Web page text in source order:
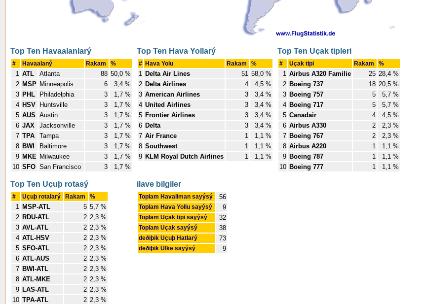
Top Ten Havaalanlarý
# Havaalaný Rakam %
1 ATL Atlanta 88 50,0 %
2 MSP Minneapolis 6
3,4 %
3 PHL Philadelphia 3
1,7 %
4 HSV Huntsville 3
1,7 %
5 AUS Austin 3
1,7 %
6 JAX Jacksonville 3
1,7 %
7 TPA Tampa 3
1,7 %
8 BWI Baltimore 3
1,7 %
9 MKE Milwaukee 3
1,7 %
10 SFO San Francisco 3 1,7 %
Top Ten Hava Yollarý
# Hava Yolu Rakam %
1 Delta Air Lines 51 58,0 %
2 Delta Airlines 4
4,5 %
3 American Airlines 3
3,4 %
4 United Airlines 3
3,4 %
5 Frontier Airlines 3
3,4 %
6 Delta 3
3,4 %
7 Air France 1
1,1 %
8 Southwest 1
1,1 %
9 KLM Royal Dutch Airlines 1 1,1 %
Top Ten Uçak tipleri
# Uçak tipi Rakam %
1 Airbus A320 Familie 25 28,4 %
2 Boeing 737 18 20,5 %
3 Boeing 757 5
5,7 %
4 Boeing 717 5
5,7 %
5 Canadair 4
4,5 %
6 Airbus A330 2
2,3 %
7 Boeing 767 2
2,3 %
8 Airbus A220 1
1,1 %
9 Boeing 787 1
1,1 %
10 Boeing 777 1 1,1 %
Top Ten Uçuþ rotasý
# Uçuþ rotalarý Rakam %
1 MSP-ATL 5 5,7 %
2 RDU-ATL 2 2,3 %
3 AVL-ATL 2 2,3 %
4 ATL-HSV 2 2,3 %
5 SFO-ATL 2 2,3 %
6 ATL-AUS 2 2,3 %
7 BWI-ATL 2 2,3 %
8 ATL-MKE 2 2,3 %
9 LAS-ATL 2 2,3 %
10 TPA-ATL 2 2,3 %
ilave bilgiler
Toplam Havaliman sayýsý 56
Toplam Hava Yollu sayýsý 9
Toplam Uçak tipi sayýsý 32
Toplam Uçak sayýsý 38
deðiþik Uçuþ Hatlarý 73
deðiþik Ülke sayýsý 9